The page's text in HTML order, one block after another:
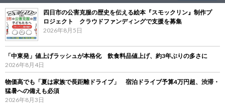
四日市の公害克服の歴史を伝える絵本『スモックリン』制作プ
ロジェクト クラウドファンディングで支援を募集
2026年8月5日
「中東発」値上げラッシュが本格化 飲食料品値上げ、約3年ぶりの多さに
2026年8月4日
物価高でも「夏は家族で長距離ドライブ」 宿泊ドライブ予算4万円超、渋滞・
猛暑への備えも必須
2026年8月3日